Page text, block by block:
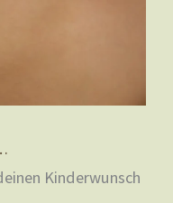
Kinderwunsch